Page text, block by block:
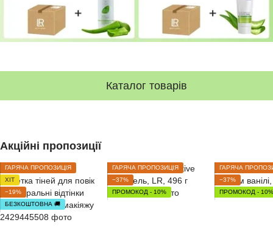
Каталог товарів
Акційні пропозиції
ГАРЯЧА ПРОПОЗИЦІЯ
ХІТ
−19%
БЕЗКОШТОВНА 🚚
ГАРЯЧА ПРОПОЗИЦІЯ
−37%
ПРОМОКОД - 10%
ГАРЯЧА
−37%
ПРОМОКОД - 10%